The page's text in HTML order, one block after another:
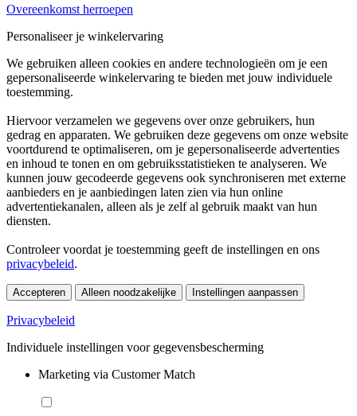
Overeenkomst herroepen
Personaliseer je winkelervaring
We gebruiken alleen cookies en andere technologieën om je een
gepersonaliseerde winkelervaring te bieden met jouw individuele
toestemming.
Hiervoor verzamelen we gegevens over onze gebruikers, hun
gedrag en apparaten. We gebruiken deze gegevens om onze website
voortdurend te optimaliseren, om je gepersonaliseerde advertenties
en inhoud te tonen en om gebruiksstatistieken te analyseren. We
kunnen jouw gecodeerde gegevens ook synchroniseren met externe
aanbieders en je aanbiedingen laten zien via hun online
advertentiekanalen, alleen als je zelf al gebruik maakt van hun
diensten.
Controleer voordat je toestemming geeft de instellingen en ons
privacybeleid.
Accepteren Alleen noodzakelijke Instellingen aanpassen
Privacybeleid
Individuele instellingen voor gegevensbescherming
Marketing via Customer Match